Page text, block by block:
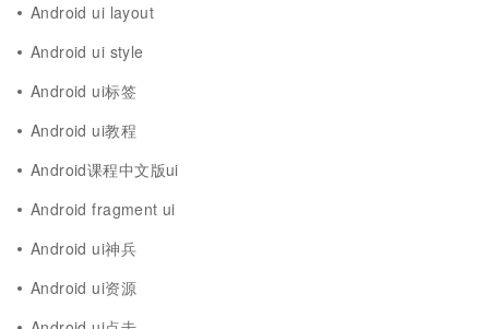
Android ui layout
Android ui style
Android ui标签
Android ui教程
Android课程中文版ui
Android fragment ui
Android ui神兵
Android ui资源